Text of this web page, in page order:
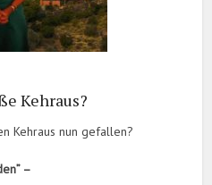
Kehraus?
Kehraus nun gefallen?
–